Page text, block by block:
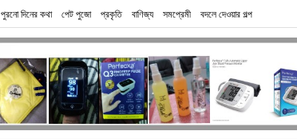
পুরনো দিনের কথা পেট পুজো প্রকৃতি বাণিজ্য সমপ্রেমী বদলে দেওয়ার গল্প